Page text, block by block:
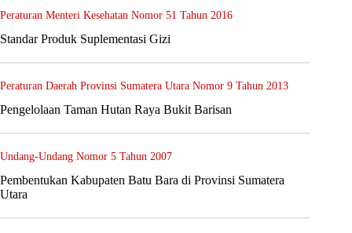
Peraturan Menteri Kesehatan Nomor 51 Tahun 2016
Standar Produk Suplementasi Gizi
Peraturan Daerah Provinsi Sumatera Utara Nomor 9 Tahun 2013
Pengelolaan Taman Hutan Raya Bukit Barisan
Undang-Undang Nomor 5 Tahun 2007
Pembentukan Kabupaten Batu Bara di Provinsi Sumatera
Utara